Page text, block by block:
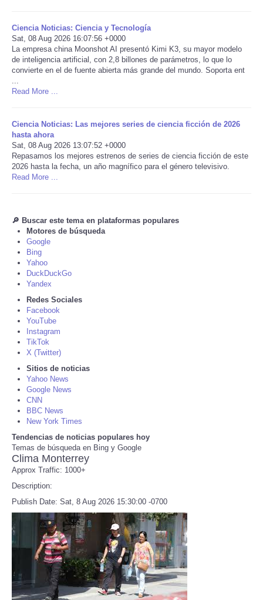
Deportes
EEUU
Internacionales
Negocios
Tecnologia
Tiempo
CATEGORIES
CARTOONS
CONTACT
SEARCH
SHOPPING
RobinsPost Store
Refund Policy
Ciencia Noticias: Ciencia y Tecnología
Sat, 08 Aug 2026 16:07:56 +0000
La empresa china Moonshot AI presentó Kimi K3, su mayor modelo
de inteligencia artificial, con 2,8 billones de parámetros, lo que lo
convierte en el de fuente abierta más grande del mundo. Soporta ent
Read More ...
Ciencia Noticias: Las mejores series de ciencia ficción de 2026
hasta ahora
Sat, 08 Aug 2026 13:07:52 +0000
Repasamos los mejores estrenos de series de ciencia ficción de este
2026 hasta la fecha, un año magnífico para el género televisivo.
Read More ...
🔎 Buscar este tema en plataformas populares
Motores de búsqueda
Google
Bing
Yahoo
DuckDuckGo
Yandex
Redes Sociales
Facebook
YouTube
Instagram
TikTok
X (Twitter)
Sitios de noticias
Yahoo News
Google News
CNN
BBC News
New York Times
Tendencias de noticias populares hoy
Temas de búsqueda en Bing y Google
Clima Monterrey
Approx Traffic: 1000+
Description:
Publish Date: Sat, 8 Aug 2026 15:30:00 -0700